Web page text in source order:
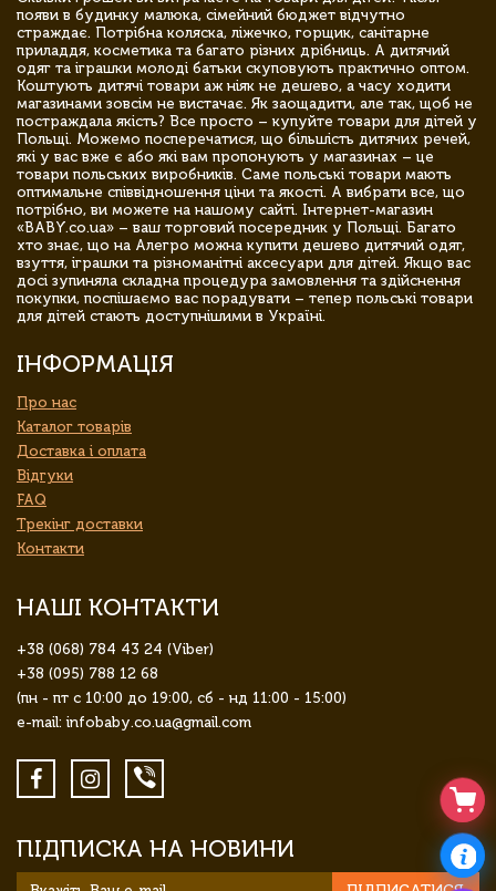
появи в будинку малюка, сімейний бюджет відчутно
страждає. Потрібна коляска, ліжечко, горщик, санітарне
приладдя, косметика та багато різних дрібниць. А дитячий
одяг та іграшки молоді батьки скуповують практично оптом.
Коштують дитячі товари аж ніяк не дешево, а часу ходити
магазинами зовсім не вистачає. Як заощадити, але так, щоб не
постраждала якість? Все просто – купуйте товари для дітей у
Польщі. Можемо посперечатися, що більшість дитячих речей,
які у вас вже є або які вам пропонують у магазинах – це
товари польських виробників. Саме польські товари мають
оптимальне співвідношення ціни та якості. А вибрати все, що
потрібно, ви можете на нашому сайті. Інтернет-магазин
«BABY.co.ua» – ваш торговий посередник у Польщі. Багато
хто знає, що на Алегро можна купити дешево дитячий одяг,
взуття, іграшки та різноманітні аксесуари для дітей. Якщо вас
досі зупиняла складна процедура замовлення та здійснення
покупки, поспішаємо вас порадувати – тепер польські товари
для дітей стають доступнішими в Україні.
ІНФОРМАЦІЯ
Про нас
Каталог товарів
Доставка і оплата
Відгуки
FAQ
Трекінг доставки
Контакти
НАШІ КОНТАКТИ
+38 (068) 784 43 24 (Viber)
+38 (095) 788 12 68
(пн - пт с 10:00 до 19:00, сб - нд 11:00 - 15:00)
e-mail: infobaby.co.ua@gmail.com
ПІДПИСКА НА НОВИНИ